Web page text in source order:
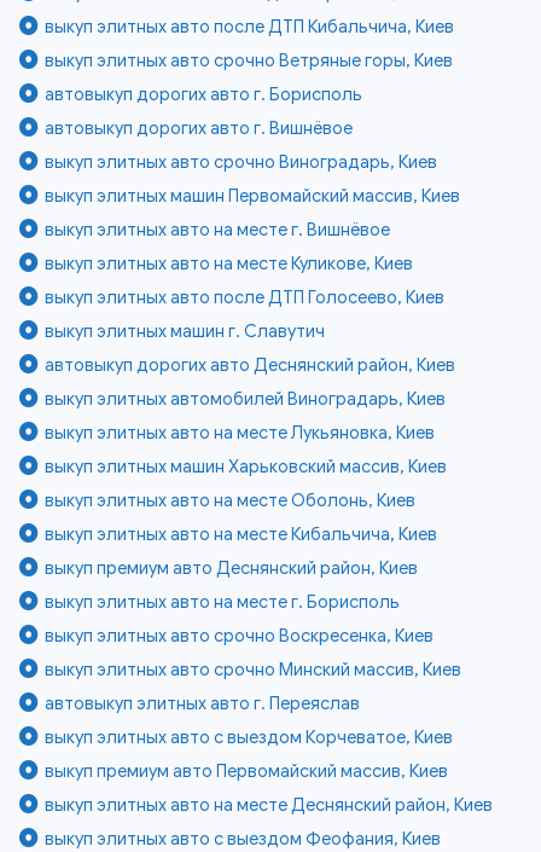
выкуп элитных авто после ДТП Кибальчича, Киев
выкуп элитных авто срочно Ветряные горы, Киев
автовыкуп дорогих авто г. Борисполь
автовыкуп дорогих авто г. Вишнёвое
выкуп элитных авто срочно Виноградарь, Киев
выкуп элитных машин Первомайский массив, Киев
выкуп элитных авто на месте г. Вишнёвое
выкуп элитных авто на месте Куликове, Киев
выкуп элитных авто после ДТП Голосеево, Киев
выкуп элитных машин г. Славутич
автовыкуп дорогих авто Деснянский район, Киев
выкуп элитных автомобилей Виноградарь, Киев
выкуп элитных авто на месте Лукьяновка, Киев
выкуп элитных машин Харьковский массив, Киев
выкуп элитных авто на месте Оболонь, Киев
выкуп элитных авто на месте Кибальчича, Киев
выкуп премиум авто Деснянский район, Киев
выкуп элитных авто на месте г. Борисполь
выкуп элитных авто срочно Воскресенка, Киев
выкуп элитных авто срочно Минский массив, Киев
автовыкуп элитных авто г. Переяслав
выкуп элитных авто с выездом Корчеватое, Киев
выкуп премиум авто Первомайский массив, Киев
выкуп элитных авто на месте Деснянский район, Киев
выкуп элитных авто с выездом Феофания, Киев